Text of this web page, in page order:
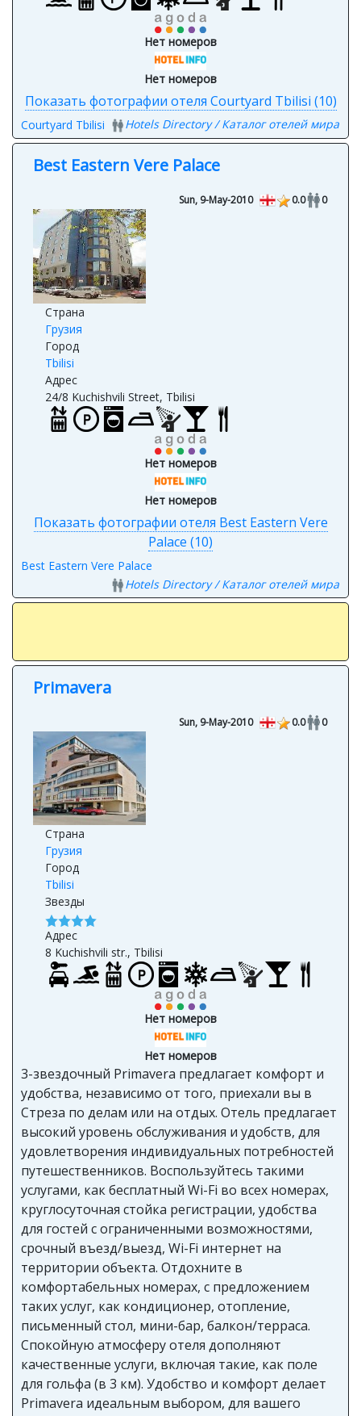
Нет номеров
Нет номеров
Показать фотографии отеля Courtyard Tbilisi (10)
Courtyard Tbilisi Hotels Directory / Каталог отелей мира
Best Eastern Vere Palace
Страна
Грузия
Город
Tbilisi
Адрес
24/8 Kuchishvili Street, Tbilisi
Нет номеров
Нет номеров
Показать фотографии отеля Best Eastern Vere
Palace (10)
Best Eastern Vere Palace
Hotels Directory / Каталог отелей мира
Primavera
Страна
Грузия
Город
Tbilisi
Звезды
Адрес
8 Kuchishvili str., Tbilisi
Нет номеров
Нет номеров
3-звездочный Primavera предлагает комфорт и
удобства, независимо от того, приехали вы в
Стреза по делам или на отдых. Отель предлагает
высокий уровень обслуживания и удобств, для
удовлетворения индивидуальных потребностей
путешественников. Воспользуйтесь такими
услугами, как бесплатный Wi-Fi во всех номерах,
круглосуточная стойка регистрации, удобства
для гостей с ограниченными возможностями,
срочный въезд/выезд, Wi-Fi интернет на
территории объекта. Отдохните в
комфортабельных номерах, с предложением
таких услуг, как кондиционер, отопление,
письменный стол, мини-бар, балкон/терраса.
Спокойную атмосферу отеля дополняют
качественные услуги, включая такие, как поле
для гольфа (в 3 км). Удобство и комфорт делает
Primavera идеальным выбором, для вашего
пребывания в Стреза.